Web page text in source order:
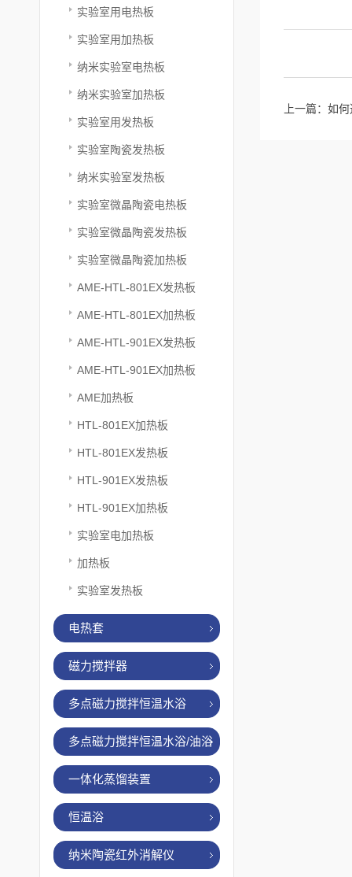
实验室用电热板
实验室用加热板
纳米实验室电热板
纳米实验室加热板
实验室用发热板
实验室陶瓷发热板
纳米实验室发热板
实验室微晶陶瓷电热板
实验室微晶陶瓷发热板
实验室微晶陶瓷加热板
AME-HTL-801EX发热板
AME-HTL-801EX加热板
AME-HTL-901EX发热板
AME-HTL-901EX加热板
AME加热板
HTL-801EX加热板
HTL-801EX发热板
HTL-901EX发热板
HTL-901EX加热板
实验室电加热板
加热板
实验室发热板
电热套
磁力搅拌器
多点磁力搅拌恒温水浴
多点磁力搅拌恒温水浴/油浴
一体化蒸馏装置
恒温浴
纳米陶瓷红外消解仪
上一篇： 如何